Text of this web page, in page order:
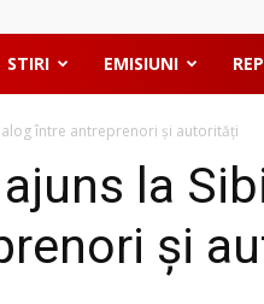
STIRI EMISIUNI
între antreprenori și autorități
la
și